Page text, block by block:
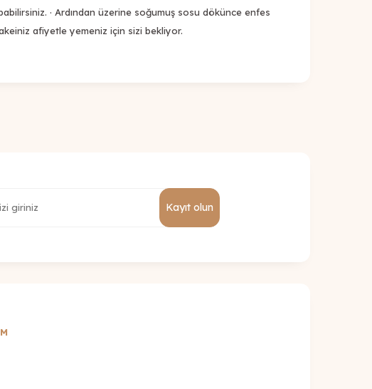
· Ardından üzerine soğumuş sosu dökünce enfes
afiyetle yemeniz için sizi bekliyor.
Kayıt olun